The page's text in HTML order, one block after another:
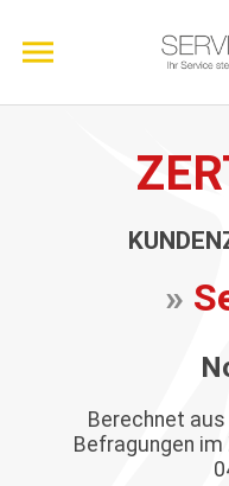
»
Berechnet aus
Befragungen